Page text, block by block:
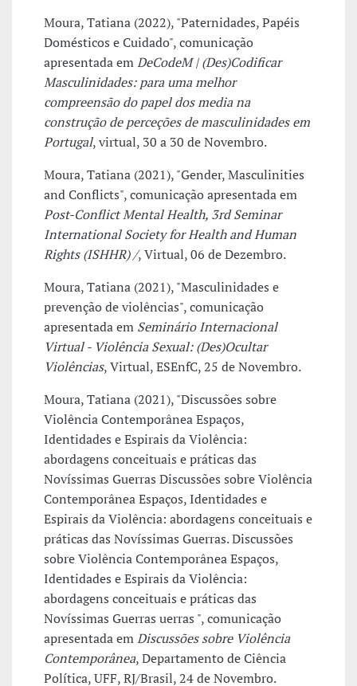
Moura, Tatiana (2022), "Paternidades, Papéis
Domésticos e Cuidado", comunicação
apresentada emDeCodeM | (Des)Codificar
Masculinidades: para uma melhor
compreensão do papel dos media na
construção de perceções de masculinidades em
Portugal, virtual, 30 a 30 de Novembro.
Moura, Tatiana (2021), "Gender, Masculinities
and Conflicts", comunicação apresentada em
Post-Conflict Mental Health, 3rd Seminar
International Society for Health and Human
Rights (ISHHR) /, Virtual, 06 de Dezembro.
Moura, Tatiana (2021), "Masculinidades e
prevenção de violências", comunicação
apresentada em Seminário Internacional
Virtual - Violência Sexual: (Des)Ocultar
Violências, Virtual, ESEnfC, 25 de Novembro.
Moura, Tatiana (2021), "Discussões sobre
Violência Contemporânea Espaços,
Identidades e Espirais da Violência:
abordagens conceituais e práticas das
Novíssimas Guerras Discussões sobre Violência
Contemporânea Espaços, Identidades e
Espirais da Violência: abordagens conceituais e
práticas das Novíssimas Guerras. Discussões
sobre Violência Contemporânea Espaços,
Identidades e Espirais da Violência:
abordagens conceituais e práticas das
Novíssimas Guerras uerras ", comunicação
apresentada emDiscussões sobre Violência
Contemporânea, Departamento de Ciência
Política, UFF, RJ/Brasil, 24 de Novembro.